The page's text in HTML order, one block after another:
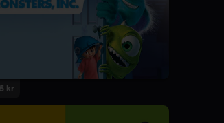
kr